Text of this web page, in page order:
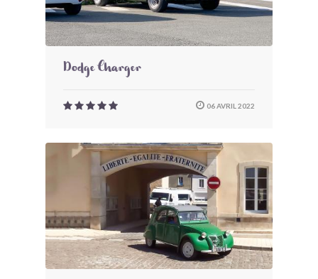
Dodge Charger
06 AVRIL 2022